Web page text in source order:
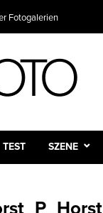
Fotogalerien
TEST SZENE